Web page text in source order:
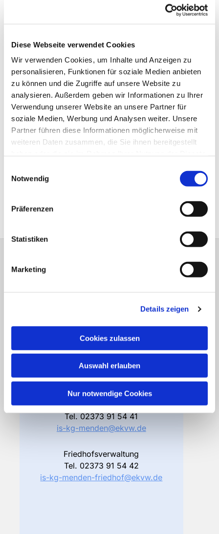
Diese Webseite verwendet Cookies
Wir verwenden Cookies, um Inhalte und Anzeigen zu
personalisieren, Funktionen für soziale Medien anbieten
zu können und die Zugriffe auf unsere Website zu
analysieren. Außerdem geben wir Informationen zu Ihrer
Verwendung unserer Website an unsere Partner für
soziale Medien, Werbung und Analysen weiter. Unsere
Partner führen diese Informationen möglicherweise mit
weiteren Daten zusammen, die Sie ihnen bereitgestellt
Notwendig
Präferenzen
Statistiken
Marketing
Details zeigen
Cookies zulassen
Auswahl erlauben
Nur notwendige Cookies
Friedhofsverwaltung
58706 Menden
Öffnungszeiten
Di – Fr 10.00 – 12.30 Uhr
Do 15.00 – 17.00 Uhr
und nach Vereinbarung
Gemeindebüro
Tel.02373 91 54 41
is-kg-menden@ekvw.de
Friedhofsverwaltung
Tel. 02373 91 54 42
is-kg-menden-friedhof@ekvw.de